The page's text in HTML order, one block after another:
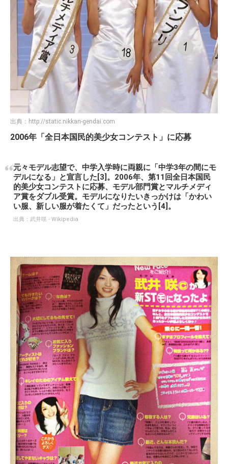
武井咲 - Wikipedia
2006年「全日本国民的美少女コンテスト」に応募
元々モデル志望で、中学入学時に両親に「中学3年の間にモ
デルになる」と宣言した[3]。2006年、第11回全日本国民
的美少女コンテストに応募、モデル部門賞とマルチメディ
ア賞をダブル受賞。モデルになりたいきっかけは「かわい
い服、新しい服が着たくて」だったという[4]。
出典：武井咲 - Wikipedia